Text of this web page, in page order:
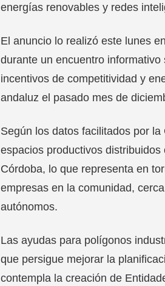
energías renovables y redes
El anuncio lo realizó este lunes
durante un encuentro
incentivos de competitividad y
andaluz el pasado mes de
Según los datos facilitados por
espacios productivos
Córdoba, lo que representa en
empresas en la comunidad,
autónomos.
Las ayudas para polígonos
que persigue mejorar la
contempla la creación de